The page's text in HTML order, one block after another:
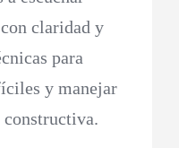
claridad y
para
y manejar
constructiva.